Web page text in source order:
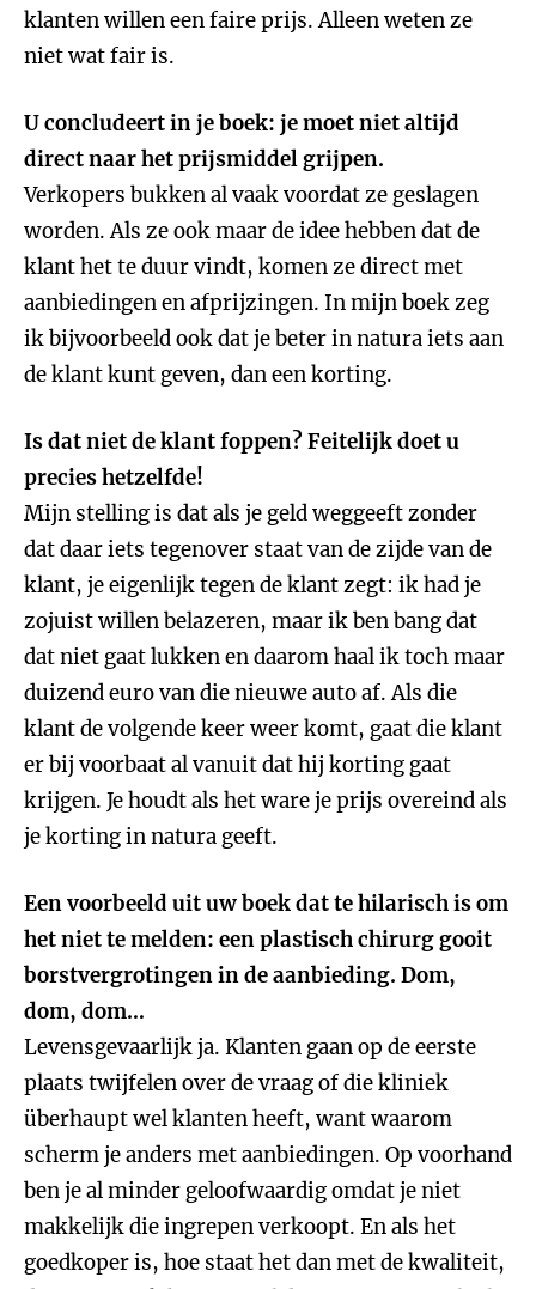
klanten willen een faire prijs. Alleen weten ze
niet wat fair is.
U concludeert in je boek: je moet niet altijd
direct naar het prijsmiddel grijpen.
Verkopers bukken al vaak voordat ze geslagen
worden. Als ze ook maar de idee hebben dat de
klant het te duur vindt, komen ze direct met
aanbiedingen en afprijzingen. In mijn boek zeg
ik bijvoorbeeld ook dat je beter in natura iets aan
de klant kunt geven, dan een korting.
Is dat niet de klant foppen? Feitelijk doet u
precies hetzelfde!
Mijn stelling is dat als je geld weggeeft zonder
dat daar iets tegenover staat van de zijde van de
klant, je eigenlijk tegen de klant zegt: ik had je
zojuist willen belazeren, maar ik ben bang dat
dat niet gaat lukken en daarom haal ik toch maar
duizend euro van die nieuwe auto af. Als die
klant de volgende keer weer komt, gaat die klant
er bij voorbaat al vanuit dat hij korting gaat
krijgen. Je houdt als het ware je prijs overeind als
je korting in natura geeft.
Een voorbeeld uit uw boek dat te hilarisch is om
het niet te melden: een plastisch chirurg gooit
borstvergrotingen in de aanbieding. Dom,
dom, dom…
Levensgevaarlijk ja. Klanten gaan op de eerste
plaats twijfelen over de vraag of die kliniek
überhaupt wel klanten heeft, want waarom
scherm je anders met aanbiedingen. Op voorhand
ben je al minder geloofwaardig omdat je niet
makkelijk die ingrepen verkoopt. En als het
goedkoper is, hoe staat het dan met de kwaliteit,